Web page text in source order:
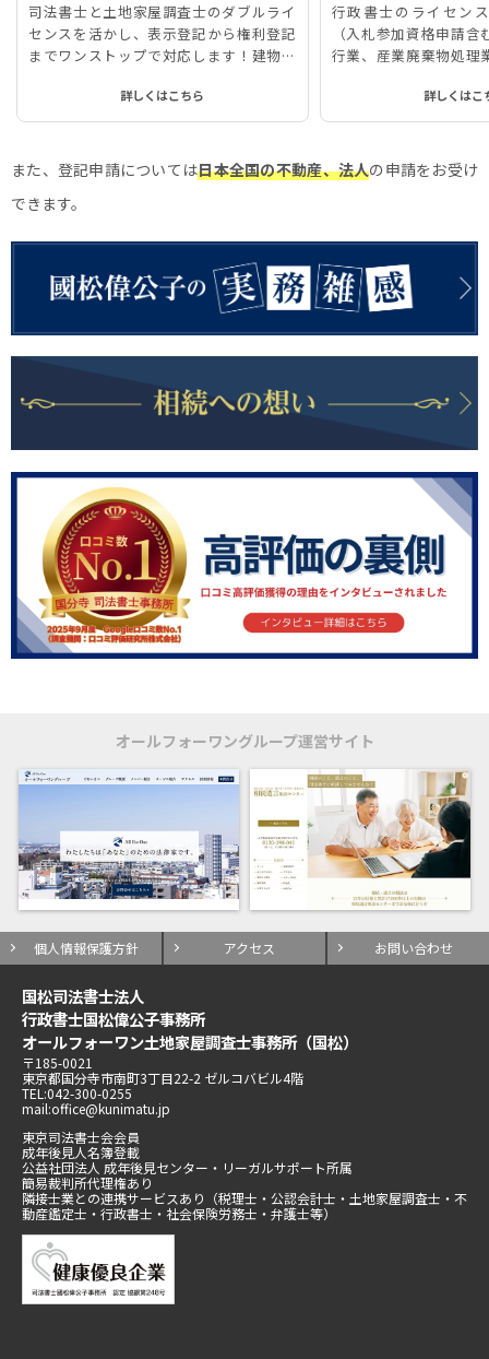
司法書士と土地家屋調査士のダブルライ
センスを活かし、表示登記から権利登記
までワンストップで対応します！建物表
記、抵当権抹消登記などをストレスなく
スムーズに、ワンストップで実現しま
詳しくはこちら
行政書士のライセン
（入札参加資格申請
行業、産業廃棄物処理
詳しくはこ
また、登記申請については日本全国の不動産、法人の申請をお受け
できます。
オールフォーワングループ運営サイト
個人情報保護方針 アクセス お問い合わせ
国松司法書士法人
行政書士国松偉公子事務所
オールフォーワン土地家屋調査士事務所（国松）
〒185-0021
東京都国分寺市南町3丁目22-2 ゼルコバビル4階
TEL:042-300-0255
mail:office@kunimatu.jp
東京司法書士会会員
成年後見人名簿登載
公益社団法人 成年後見センター・リーガルサポート所属
簡易裁判所代理権あり
隣接士業との連携サービスあり（税理士・公認会計士・土地家屋調査士・不
動産鑑定士・行政書士・社会保険労務士・弁護士等）